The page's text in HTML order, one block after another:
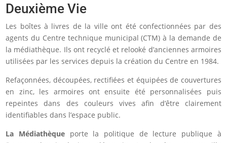
Deuxième Vie
Les boîtes à livres de la ville ont été confectionnées par des
agents du Centre technique municipal (CTM) à la demande de
la médiathèque. Ils ont recyclé et relooké d’anciennes armoires
utilisées par les services depuis la création du Centre en 1984.
Refaçonnées, découpées, rectifiées et équipées de couvertures
en zinc, les armoires ont ensuite été personnalisées puis
repeintes dans des couleurs vives afin d’être clairement
identifiables dans l’espace public.
La Médiathèque porte la politique de lecture publique à